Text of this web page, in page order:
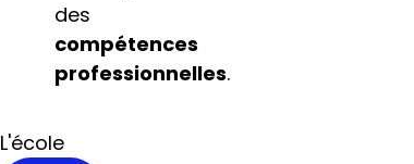
des
compétences
professionnelles.
L'école